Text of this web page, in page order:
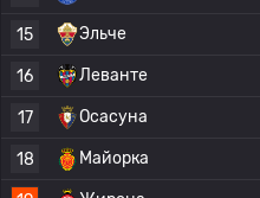
15 Эльче
16 Леванте
17 Осасуна
18 Майорка